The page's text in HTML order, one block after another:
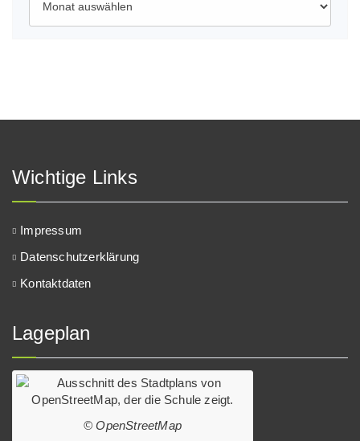
Wichtige Links
Impressum
Datenschutzerklärung
Kontaktdaten
Lageplan
© OpenStreetMap